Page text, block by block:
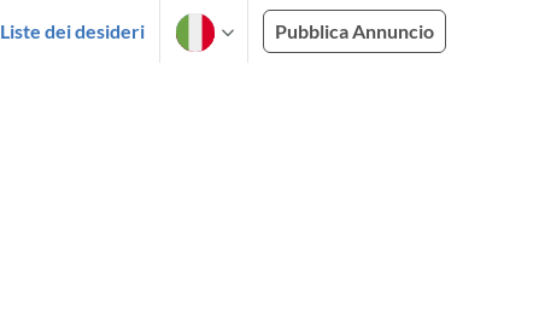
Liste dei desideri Pubblica Annuncio